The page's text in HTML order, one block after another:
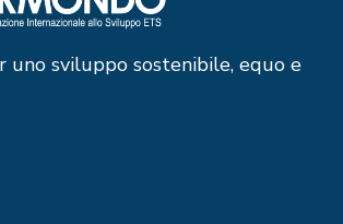
uno sviluppo sostenibile, equo e